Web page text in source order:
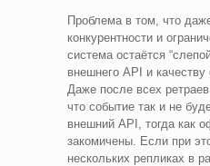
Проблема в том, что
конкурентности и
система остаётся
внешнего API и
Даже после всех ретраев
что событие так и не
внешний API, тогда как
закомичены. Если при
нескольких репликах в